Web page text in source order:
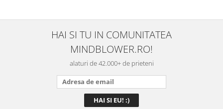
este sigură, fără scurgeri. O
folosesc aproape zilnic la
serviciu și sunt foarte
mulțumită.
HAI SI TU IN COMUNITATEA
MINDBLOWER.RO!
alaturi de 42.000+ de prieteni